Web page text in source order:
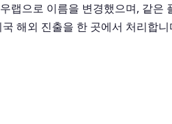
랩으로 이름을 변경했으며, 같은
해외 진출을 한 곳에서 처리합니